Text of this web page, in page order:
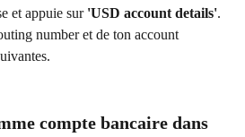
et appuie sur 'USD account details'.
number et de ton account
compte bancaire dans